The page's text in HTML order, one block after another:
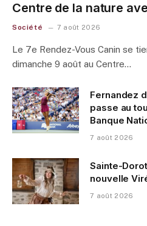
Centre de la nature
Société 7 août 2026
Le 7e Rendez-Vous Canin se
dimanche 9 août au Centre…
Fernandez
passe au
Banque
7 août 2026
Sainte-
nouvelle
7 août 2026